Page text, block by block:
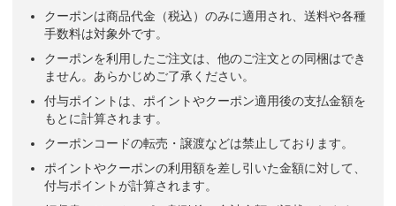
クーポンは商品代金（税込）のみに適用され、送料や各種
手数料は対象外です。
クーポンを利用したご注文は、他のご注文との同梱はでき
ません。あらかじめご了承ください。
付与ポイントは、ポイントやクーポン適用後の支払金額を
もとに計算されます。
クーポンコードの転売・譲渡などは禁止しております。
ポイントやクーポンの利用額を差し引いた金額に対して、
付与ポイントが計算されます。